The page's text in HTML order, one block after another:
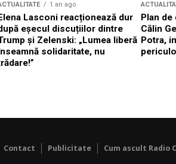
1 an ago
Lasconi reacționează dur
eșecul discuțiilor dintre
și Zelenski: „Lumea liberă
solidaritate, nu
Plan de
Călin
Potra,
Contact Publicitate Cum ascult Radio